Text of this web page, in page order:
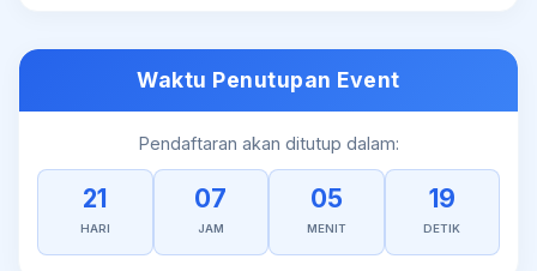
Waktu Penutupan Event
Pendaftaran akan ditutup dalam:
21
HARI
07
JAM
05
MENIT
19
DETIK